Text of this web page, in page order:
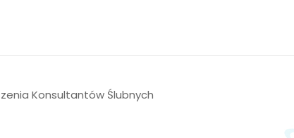
Konsultantów Ślubnych